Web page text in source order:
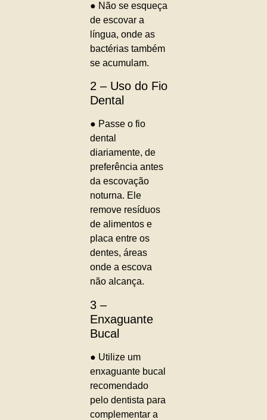
● Não se esqueça
de escovar a
língua, onde as
bactérias também
se acumulam.
2 – Uso do Fio
Dental
● Passe o fio
dental
diariamente, de
preferência antes
da escovação
noturna. Ele
remove resíduos
de alimentos e
placa entre os
dentes, áreas
onde a escova
não alcança.
3 –
Enxaguante
Bucal
● Utilize um
enxaguante bucal
recomendado
pelo dentista para
complementar a